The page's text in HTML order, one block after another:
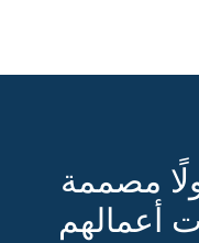
مصممة
أعمالهم